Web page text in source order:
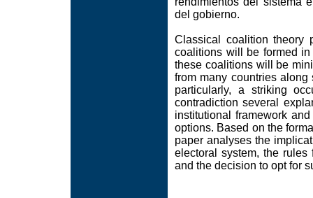
del gobierno.
Classical coalition theory
coalitions will be formed
these coalitions will be
from many countries
particularly, a striking
contradiction several
institutional framework
options. Based on the
paper analyses the
electoral system, the
and the decision to opt for